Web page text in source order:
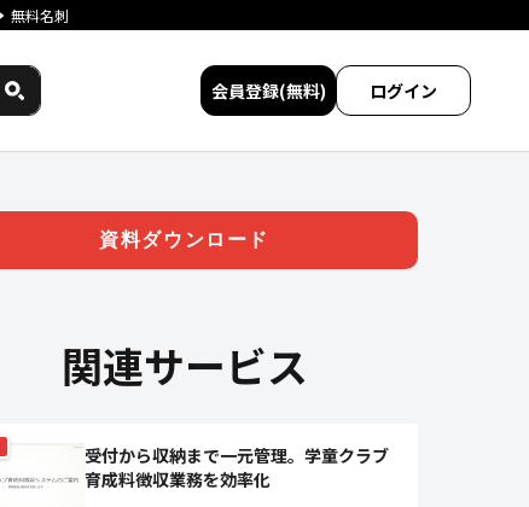
無料名刺
会員登録(無料) ログイン
資料ダウンロード
関連サービス
受付から収納まで一元管理。学童クラブ
育成料徴収業務を効率化